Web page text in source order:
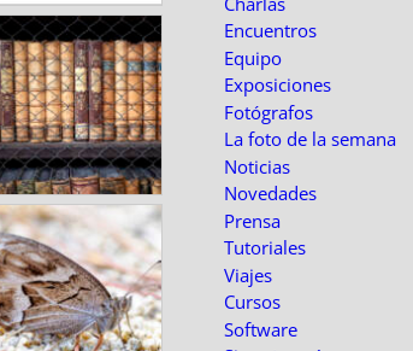
Encuentros
Equipo
Exposiciones
Fotógrafos
La foto de la semana
Noticias
Novedades
Prensa
Tutoriales
Viajes
Cursos
Software